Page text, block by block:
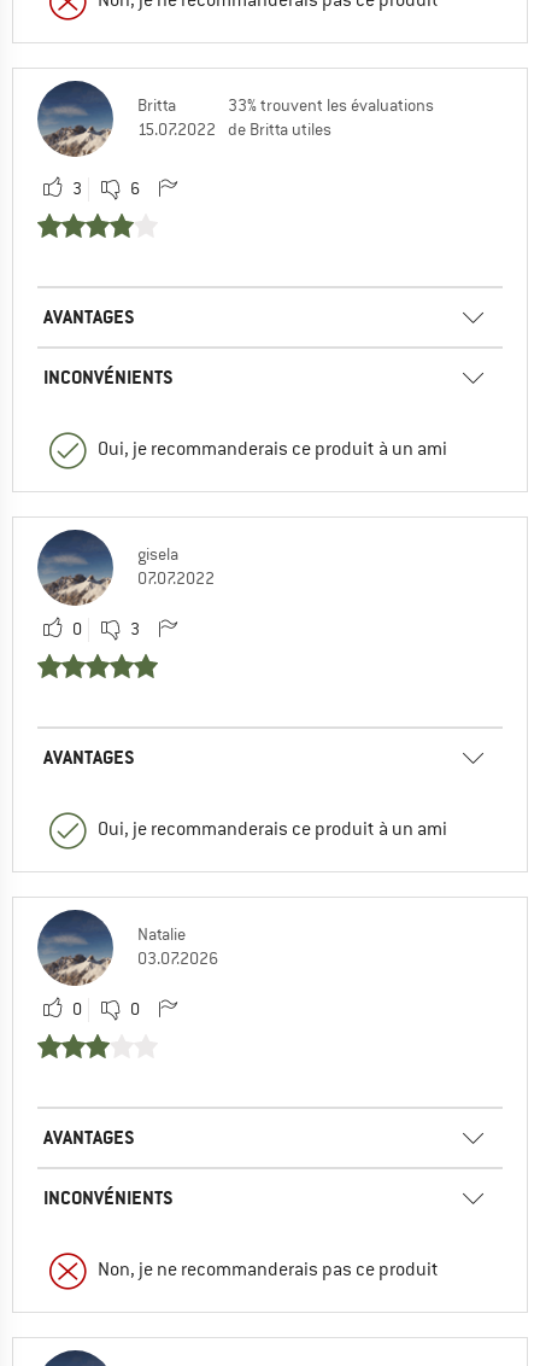
Britta
15.07.2022
33% trouvent les évaluations
de Britta utiles
3 6
AVANTAGES
INCONVÉNIENTS
Oui, je recommanderais ce produit à un ami
gisela
07.07.2022
0 3
AVANTAGES
Oui, je recommanderais ce produit à un ami
Natalie
03.07.2026
0 0
AVANTAGES
INCONVÉNIENTS
Non, je ne recommanderais pas ce produit